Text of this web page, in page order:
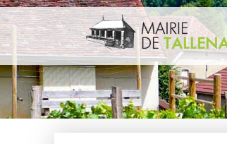
Aller
au
contenu